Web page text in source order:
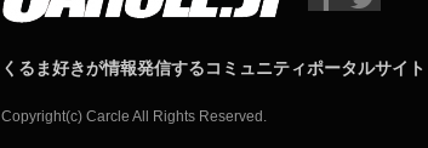
くるま好きが情報発信するコミュニティポータルサイト
Copyright(c) Carcle All Rights Reserved.